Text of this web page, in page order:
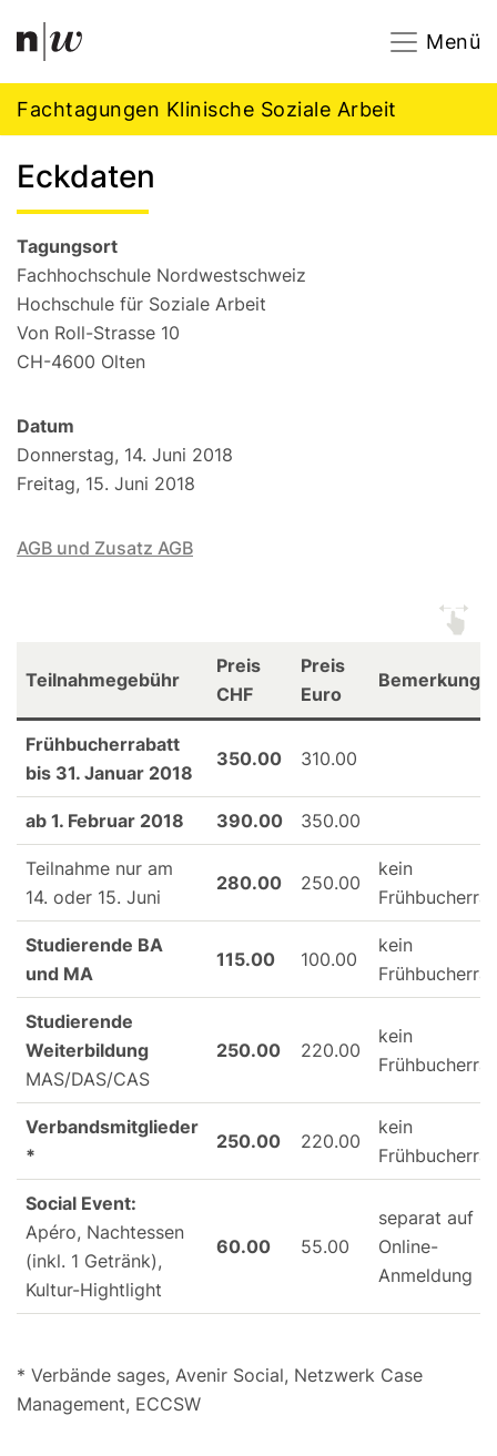
Navigation
Menü
Fachtagungen Klinische Soziale Arbeit
Eckdaten
Tagungsort
Fachhochschule Nordwestschweiz
Hochschule für Soziale Arbeit
Von Roll-Strasse 10
CH-4600 Olten
Datum
Donnerstag, 14. Juni 2018
Freitag, 15. Juni 2018
AGB und Zusatz AGB
Teilnahmegebühr
Preis
CHF
Preis
Euro
Bemerkung
Frühbucherrabatt
bis 31. Januar 2018
350.00 310.00
ab 1. Februar 2018 390.00 350.00
Teilnahme nur am
14. oder 15. Juni
280.00 250.00
kein
Studierende BA
und MA
115.00 100.00
kein
Studierende
Weiterbildung
MAS/DAS/CAS
250.00 220.00
kein
Verbandsmitglieder
*
250.00 220.00
kein
Social Event:
Apéro, Nachtessen
(inkl. 1 Getränk),
Kultur-Hightlight
60.00 55.00
separat auf
Online-
Anmeldung
* Verbände sages, Avenir Social, Netzwerk Case
Management, ECCSW
Footer